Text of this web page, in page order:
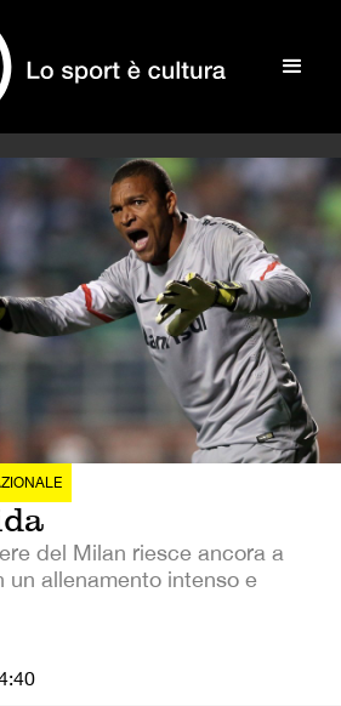
del Milan riesce ancora a
allenamento intenso e